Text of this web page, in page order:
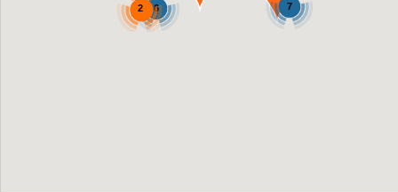
7
6
2